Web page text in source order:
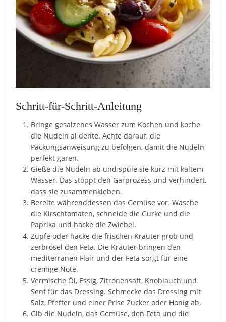
Schritt-für-Schritt-Anleitung
Bringe gesalzenes Wasser zum Kochen und koche
die Nudeln al dente. Achte darauf, die
Packungsanweisung zu befolgen, damit die Nudeln
perfekt garen.
Gieße die Nudeln ab und spüle sie kurz mit kaltem
Wasser. Das stoppt den Garprozess und verhindert,
dass sie zusammenkleben.
Bereite währenddessen das Gemüse vor. Wasche
die Kirschtomaten, schneide die Gurke und die
Paprika und hacke die Zwiebel.
Zupfe oder hacke die frischen Kräuter grob und
zerbrösel den Feta. Die Kräuter bringen den
mediterranen Flair und der Feta sorgt für eine
cremige Note.
Vermische Öl, Essig, Zitronensaft, Knoblauch und
Senf für das Dressing. Schmecke das Dressing mit
Salz, Pfeffer und einer Prise Zucker oder Honig ab.
Gib die Nudeln, das Gemüse, den Feta und die